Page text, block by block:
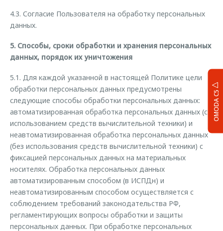
OMODA C5
4.3. Согласие Пользователя на обработку персональных
данных.
5. Способы, сроки обработки и хранения персональных
данных, порядок их уничтожения
5.1. Для каждой указанной в настоящей Политике цели
обработки персональных данных предусмотрены
следующие способы обработки персональных данных:
автоматизированная обработка персональных данных (с
использованием средств вычислительной техники) и
неавтоматизированная обработка персональных данных
(без использования средств вычислительной техники) с
фиксацией персональных данных на материальных
носителях. Обработка персональных данных
автоматизированным способом (в ИСПДн) и
неавтоматизированным способом осуществляется с
соблюдением требований законодательства РФ,
регламентирующих вопросы обработки и защиты
персональных данных. При обработке персональных